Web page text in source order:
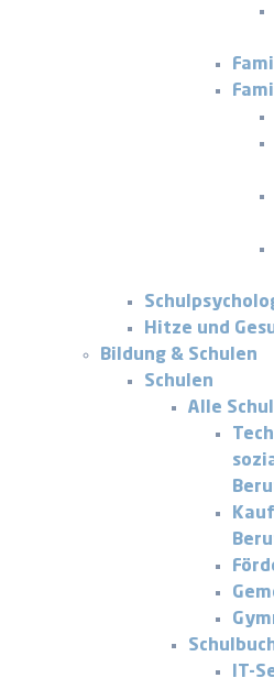
Hitze und
Bildung & Schulen
Schulen
Alle
IT-